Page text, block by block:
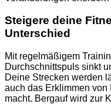
Steigere deine
Unterschied
Mit regelmäßigem
Durchschnittspuls sinkt
Deine Strecken werden
auch das Erklimmen
macht. Bergauf wird zur